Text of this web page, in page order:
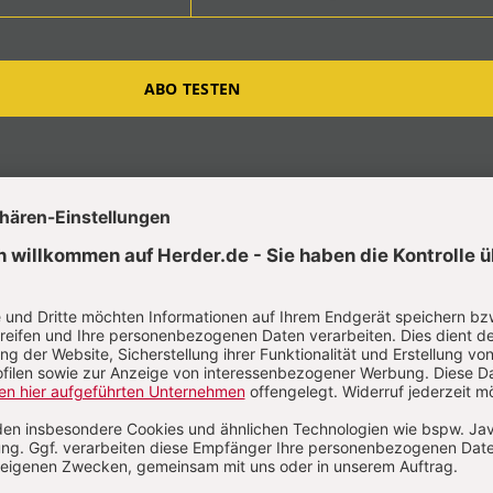
ABO TESTEN
Adolphsen
ist Hauptpastor an St. Michaelis zu Hamburg und
der Gemeinnützigen Einrichtung „New Generation“ für
e.V..